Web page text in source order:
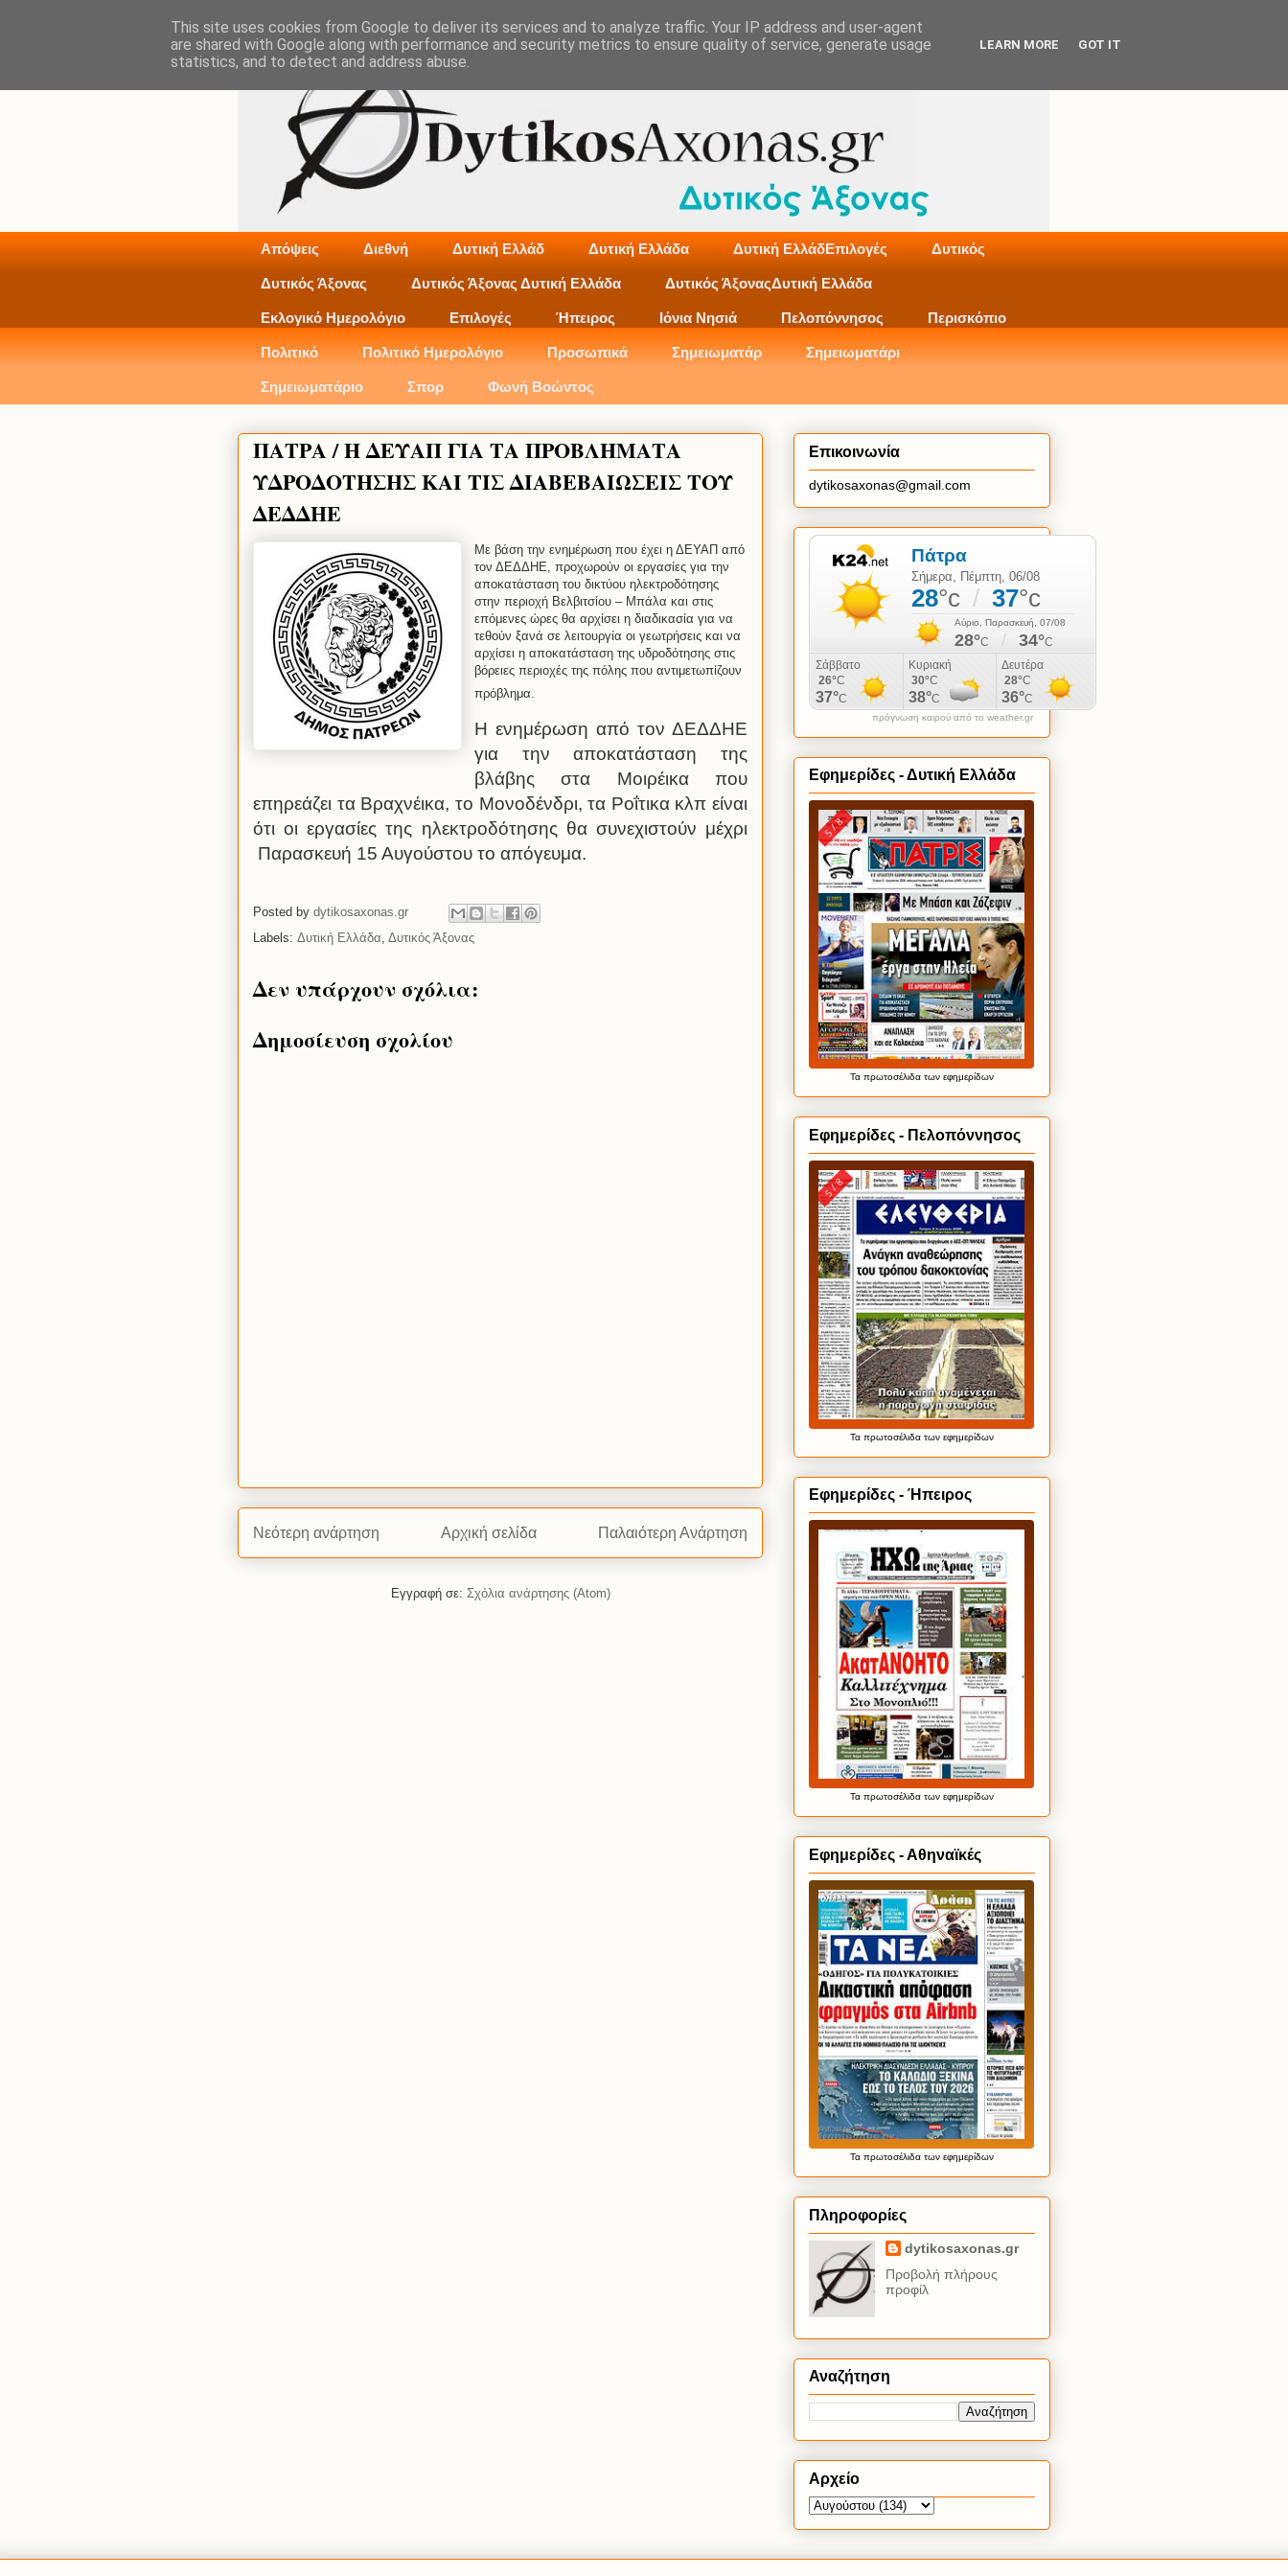
Απόψεις Διεθνή Δυτική Ελλάδ Δυτική Ελλάδα Δυτική ΕλλάδΕπιλογές Δυτικός
Δυτικός Άξονας Δυτικός Άξονας Δυτική Ελλάδα Δυτικός ΆξοναςΔυτική Ελλάδα
Εκλογικό Ημερολόγιο Επιλογές Ήπειρος Ιόνια Νησιά Πελοπόννησος Περισκόπιο
Πολιτικό Πολιτικό Ημερολόγιο Προσωπικά Σημειωματάρ Σημειωματάρι
Σημειωματάριο Σπορ Φωνή Βοώντος
ΠΑΤΡΑ / Η ΔΕΥΑΠ ΓΙΑ ΤΑ ΠΡΟΒΛΗΜΑΤΑ
ΥΔΡΟΔΟΤΗΣΗΣ ΚΑΙ ΤΙΣ ΔΙΑΒΕΒΑΙΩΣΕΙΣ ΤΟΥ
ΔΕΔΔΗΕ
Με βάση την ενημέρωση που έχει η ΔΕΥΑΠ από
τον ΔΕΔΔΗΕ, προχωρούν οι εργασίες για την
αποκατάσταση του δικτύου ηλεκτροδότησης
στην περιοχή Βελβιτσίου – Μπάλα και στις
επόμενες ώρες θα αρχίσει η διαδικασία για να
τεθούν ξανά σε λειτουργία οι γεωτρήσεις και να
αρχίσει η αποκατάσταση της υδροδότησης στις
βόρειες περιοχές της πόλης που αντιμετωπίζουν
πρόβλημα.
Η ενημέρωση από τον ΔΕΔΔΗΕ
για την αποκατάσταση της
βλάβης στα Μοιρέικα που
επηρεάζει τα Βραχνέικα, το Μονοδένδρι, τα Ροΐτικα κλπ είναι
ότι οι εργασίες της ηλεκτροδότησης θα συνεχιστούν μέχρι
Παρασκευή 15 Αυγούστου το απόγευμα.
Posted by dytikosaxonas.gr
Labels: Δυτική Ελλάδα, Δυτικός Άξονας
Δεν υπάρχουν σχόλια:
Δημοσίευση σχολίου
Νεότερη ανάρτηση Παλαιότερη Ανάρτηση
Αρχική σελίδα
Εγγραφή σε: Σχόλια ανάρτησης (Atom)
Επικοινωνία
dytikosaxonas@gmail.com
πρόγνωση καιρού από το weather.gr
Εφημερίδες - Δυτική Ελλάδα
Τα πρωτοσέλιδατων εφημερίδων
Εφημερίδες - Πελοπόννησος
Τα πρωτοσέλιδατων εφημερίδων
Εφημερίδες - Ήπειρος
Τα πρωτοσέλιδατων εφημερίδων
Εφημερίδες - Αθηναϊκές
Τα πρωτοσέλιδατων εφημερίδων
Πληροφορίες
dytikosaxonas.gr
Προβολή πλήρους
προφίλ
Αναζήτηση
Αρχείο
This site uses cookies from Google to deliver its services and to analyze traffic. Your IP address and user-agent
are shared with Google along with performance and security metrics to ensure quality of service, generate usage
statistics, and to detect and address abuse.
LEARN MORE GOT IT